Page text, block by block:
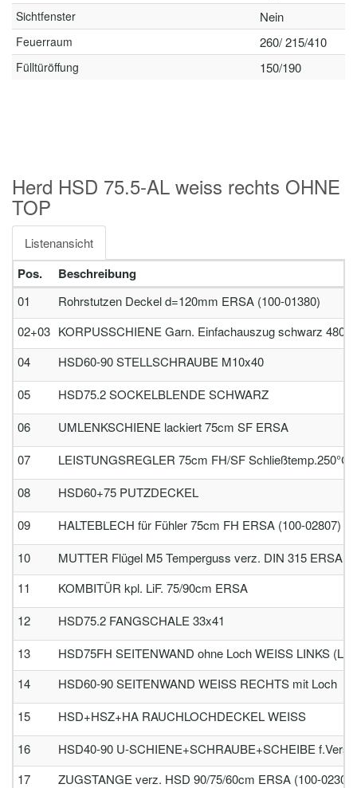
Sichtfenster Nein
Feuerraum 260/ 215/410
Fülltüröffung 150/190
Herd HSD 75.5-AL weiss rechts OHNE
TOP
Listenansicht
Pos. Beschreibung
01
Rohrstutzen Deckel d=120mm ERSA (100-01380)
02+03 KORPUSSCHIENE Garn. Einfachauszug schwarz
04
HSD60-90 STELLSCHRAUBE M10x40
05
HSD75.2 SOCKELBLENDE SCHWARZ
06
UMLENKSCHIENE lackiert 75cm SF ERSA
07
LEISTUNGSREGLER 75cm FH/SF Schließtemp.250°C
08
HSD60+75 PUTZDECKEL
09
HALTEBLECH für Fühler 75cm FH ERSA (100-02807)
10
MUTTER Flügel M5 Temperguss verz. DIN 315 ERSA
11
KOMBITÜR kpl. LiF. 75/90cm ERSA
12
HSD75.2 FANGSCHALE 33x41
13
HSD75FH SEITENWAND ohne Loch WEISS LINKS (LiF)
14
HSD60-90 SEITENWAND WEISS RECHTS mit Loch
15
HSD+HSZ+HA RAUCHLOCHDECKEL WEISS
16
HSD40-90 U-SCHIENE+SCHRAUBE+SCHEIBE
17
ZUGSTANGE verz. HSD 90/75/60cm ERSA (100-02306)